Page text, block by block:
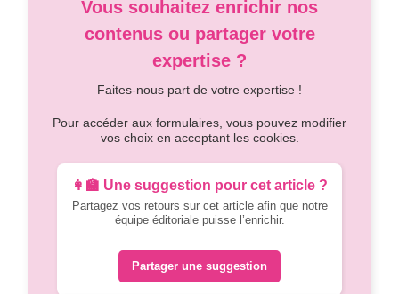
Vous souhaitez enrichir nos
contenus ou partager votre
expertise ?
Faites-nous part de votre expertise !
Pour accéder aux formulaires, vous pouvez modifier
vos choix en acceptant les cookies.
👩‍🏫 Une suggestion pour cet article ?
Partagez vos retours sur cet article afin que notre
équipe éditoriale puisse l’enrichir.
Partager une suggestion